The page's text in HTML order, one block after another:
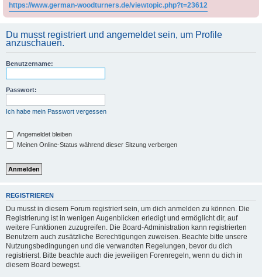
https://www.german-woodturners.de/viewtopic.php?t=23612
Du musst registriert und angemeldet sein, um Profile
anzuschauen.
Benutzername:
Passwort:
Ich habe mein Passwort vergessen
Angemeldet bleiben
Meinen Online-Status während dieser Sitzung verbergen
REGISTRIEREN
Du musst in diesem Forum registriert sein, um dich anmelden zu können. Die
Registrierung ist in wenigen Augenblicken erledigt und ermöglicht dir, auf
weitere Funktionen zuzugreifen. Die Board-Administration kann registrierten
Benutzern auch zusätzliche Berechtigungen zuweisen. Beachte bitte unsere
Nutzungsbedingungen und die verwandten Regelungen, bevor du dich
registrierst. Bitte beachte auch die jeweiligen Forenregeln, wenn du dich in
diesem Board bewegst.